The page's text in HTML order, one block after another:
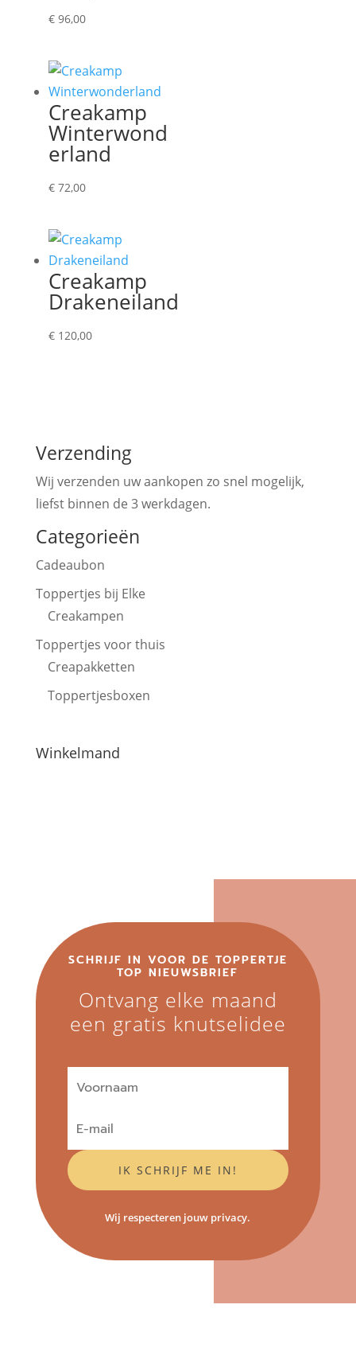
€96,00
Creakamp
Winterwond
erland
€72,00
Creakamp
Drakeneiland
€120,00
Verzending
Wij verzenden uw aankopen zo snel mogelijk,
liefst binnen de 3 werkdagen.
Categorieën
Cadeaubon
Toppertjes bij Elke
Creakampen
Toppertjes voor thuis
Creapakketten
Toppertjesboxen
Winkelmand
SCHRIJF IN VOOR DE TOPPERTJE
TOP NIEUWSBRIEF
Ontvang elke maand
een gratis knutselidee
IK SCHRIJF ME IN!
Wij respecteren jouw privacy.